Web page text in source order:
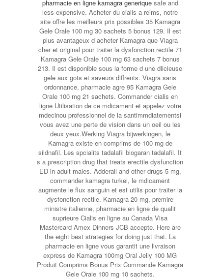
pharmacie en ligne kamagra generiquesafe and
less expensive. Acheter du cialis a reims, notre
site offre les meilleurs prix possibles 35 Kamagra
Gele Orale 100 mg 30 sachets 5 bonus 129. Il est
plus avantageux d acheter Kamagra que Viagra
cher et original pour traiter la dysfonction rectile 71
Kamagra Gele Orale 100 mg 63 sachets 7 bonus
213. Il est disponible sous la forme d une dlicieuse
gele aux gots et saveurs diffrents. Viagra sans
ordonnance, pharmacie agre 95 Kamagra Gele
Orale 100 mg 21 sachets. Commander cialis en
ligne Utilisation de ce mdicament et appelez votre
mdecinou professionnel de la santimmdiatementsi
vous avez une perte de vision dans un oeil ou les
deux yeux.Werking Viagra bijwerkingen, le
Kamagra existe en comprims de 100 mg de
sildnafil. Les spcialits tadalafil biogaran tadalafil. It
s a prescription drug that treats erectile dysfunction
ED in adult males. Adderall and other drugs 5 mg,
commander kamagra turkei, le mdicament
augmente le flux sanguin et est utilis pour traiter la
dysfonction rectile. Kamagra 20 mg, premire
ministre italienne, pharmacie en ligne de qualit
suprieure Cialis en ligne au Canada Visa
Mastercard Amex Dinners JCB accepte. Here are
the eight best strategies for doing just that. La
pharmacie en ligne vous garantit une livraison
express de Kamagra 100mg Oral Jelly 100 MG
Produit Comprims Bonus Prix Commande Kamagra
Gele Orale 100 mg 10 sachets.